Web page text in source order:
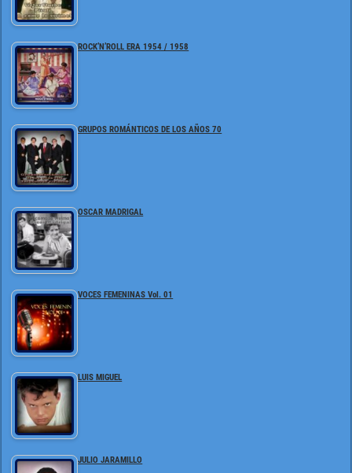
ROCK’N’ROLL ERA 1954 / 1958
GRUPOS ROMÁNTICOS DE LOS AÑOS 70
OSCAR MADRIGAL
VOCES FEMENINAS Vol. 01
LUIS MIGUEL
JULIO JARAMILLO